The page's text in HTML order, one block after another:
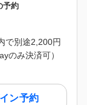
予約
で別途2,200円
のみ決済可）
ン予約